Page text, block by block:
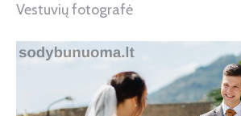
Vestuvių fotografė